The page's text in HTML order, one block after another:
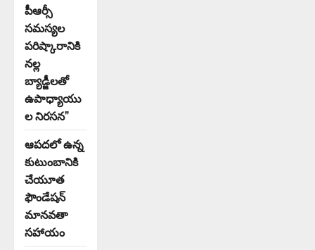
పీఆర్సీ
సమస్యల
పరిష్కారానికి
నల్ల
బ్యాడ్జీలతో
ఉపాధ్యాయు
ల నిరసన”
ఆపదలో ఉన్న
కుటుంబానికి
చేయూత
ఫౌండేషన్
మానవతా
సహాయం